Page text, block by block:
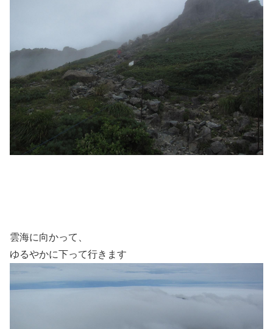
雲海に向かって、
ゆるやかに下って行きます